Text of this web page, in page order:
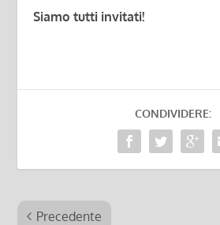
Siamo tutti invitati!
CONDIVIDERE:
Precedente